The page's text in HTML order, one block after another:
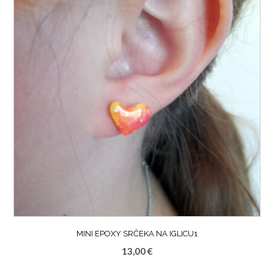
MINI EPOXY SRČEKA NA IGLICU1
13,00€